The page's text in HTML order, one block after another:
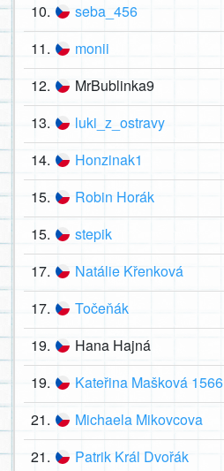
10. seba_456
11. monii
12. MrBublinka9
13. luki_z_ostravy
14. Honzinak1
15. Robin Horák
15. stepik
17. Natálie Křenková
17. Točeňák
19. Hana Hajná
19. Kateřina Mašková 1566
21. Michaela Mikovcova
21. Patrik Král Dvořák